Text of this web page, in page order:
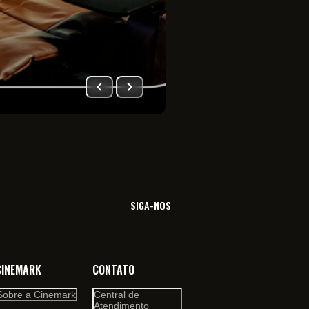
SIGA-NOS
a Cinemark
CONTATO
Central de
Atendimento